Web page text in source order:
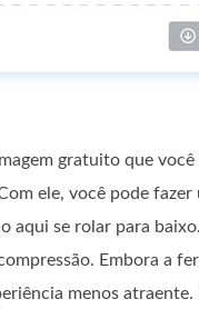
gratuito que
ele, você pode
aqui se rolar para
Embora a
menos